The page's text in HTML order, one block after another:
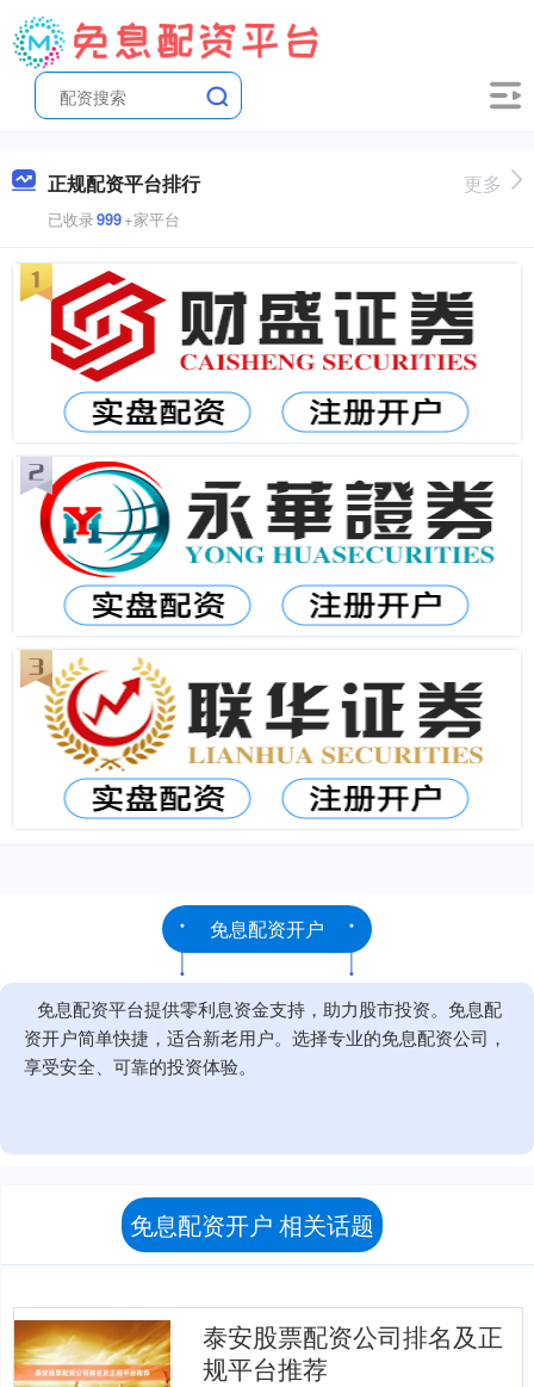
正规配资平台排行
已收录999+家平台
更多
免息配资开户
免息配资平台提供零利息资金支持，助力股市投资。免息配
资开户简单快捷，适合新老用户。选择专业的免息配资公司，
享受安全、可靠的投资体验。
免息配资开户 相关话题
泰安股票配资公司排名及正
规平台推荐